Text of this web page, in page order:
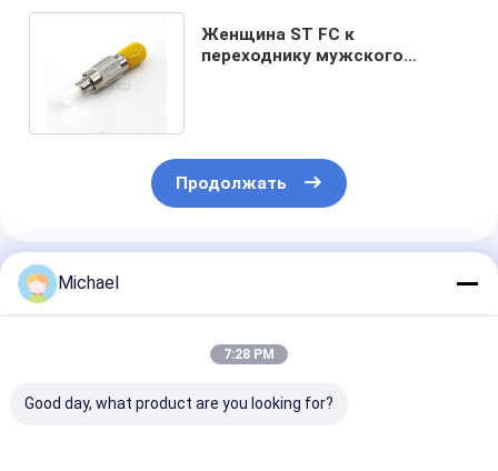
Женщина ST FC к
переходнику мужского
Продолжать
Порекомендованные Продукты
Michael
7:28 PM
Good day, what product are you looking for?